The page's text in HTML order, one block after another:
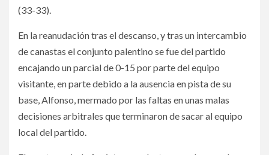
(33-33).
En la reanudación tras el descanso, y tras un intercambio
de canastas el conjunto palentino se fue del partido
encajando un parcial de 0-15 por parte del equipo
visitante, en parte debido a la ausencia en pista de su
base, Alfonso, mermado por las faltas en unas malas
decisiones arbitrales que terminaron de sacar al equipo
local del partido.